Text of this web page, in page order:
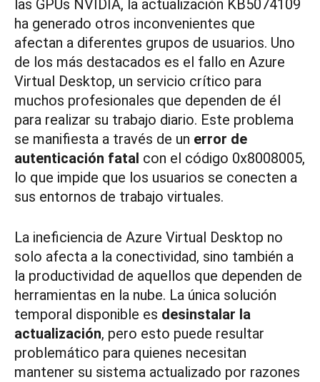
las GPUs NVIDIA, la actualización KB5074109
ha generado otros inconvenientes que
afectan a diferentes grupos de usuarios. Uno
de los más destacados es el fallo en Azure
Virtual Desktop, un servicio crítico para
muchos profesionales que dependen de él
para realizar su trabajo diario. Este problema
se manifiesta a través de un error de
autenticación fatal con el código 0x8008005,
lo que impide que los usuarios se conecten a
sus entornos de trabajo virtuales.
La ineficiencia de Azure Virtual Desktop no
solo afecta a la conectividad, sino también a
la productividad de aquellos que dependen de
herramientas en la nube. La única solución
temporal disponible es desinstalar la
actualización, pero esto puede resultar
problemático para quienes necesitan
mantener su sistema actualizado por razones